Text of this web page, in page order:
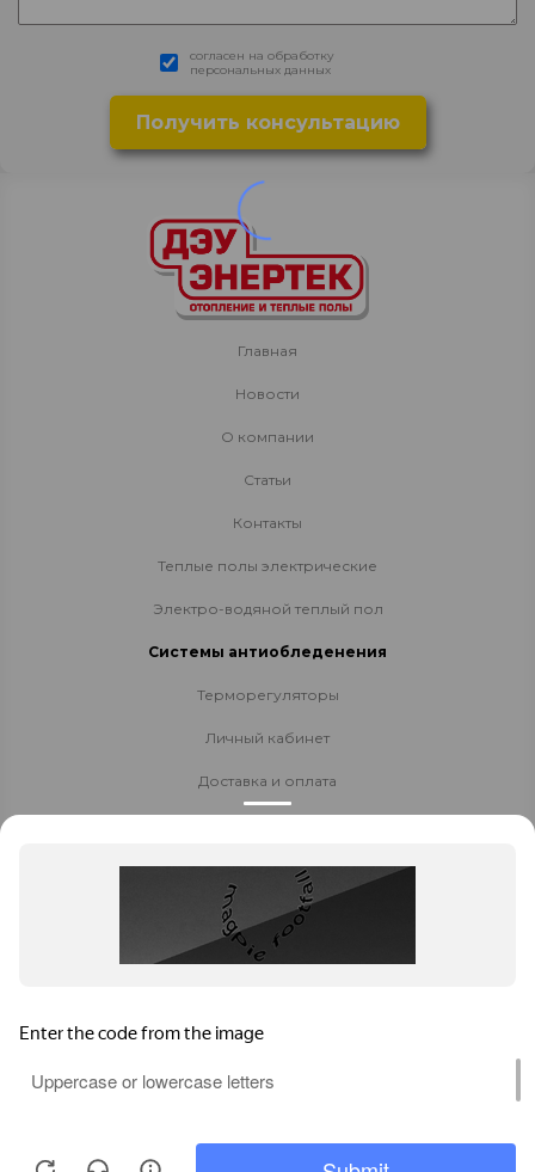
согласен на обработку
персональных данных
Главная
Новости
О компании
Статьи
Контакты
Теплые полы электрические
Электро-водяной теплый пол
Системы антиобледенения
Терморегуляторы
Личный кабинет
Доставка и оплата
Политика конфиденциальности
Контакты
8 800 700-80-40
Заказать звонок
t706566@yandex.ru